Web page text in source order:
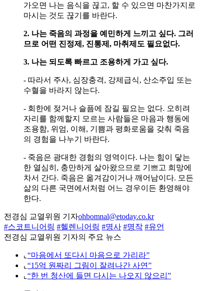
가오면 나는 음식을 끊고, 할 수 있으면 마찬가지로
마시는 것도 끊기를 바란다.
2. 나는 죽음의 과정을 예민하게 느끼고 싶다. 그러
므로 어떤 진정제, 진통제, 마취제도 필요없다.
3. 나는 되도록 빠르고 조용하게 가고 싶다.
- 따라서 주사, 심장충격, 강제급식, 산소주입 또는
수혈을 바라지 않는다.
- 회한에 젖거나 슬픔에 잠길 필요는 없다. 오히려
자리를 함께할지 모르는 사람들은 마음과 행동에
조용함, 위엄, 이해, 기쁨과 평화로움을 갖춰 죽음
의 경험을 나누기 바란다.
- 죽음은 광대한 경험의 영역이다. 나는 힘이 닿는
한 열심히, 충만하게 살아왔으므로 기쁘고 희망에
차서 간다. 죽음은 옮겨감이거나 깨어남이다. 모든
삶의 다른 국면에서처럼 어느 경우이든 환영해야
한다.
전경심 교열위원 기자ohbomnal@etoday.co.kr
#스코트니어링 #헬렌니어링 #명사 #명작 #유언
전경심 교열위원 기자의 주요 뉴스
⌞ “마음에서 또다시 마음으로 가리라”
⌞ “15억 원짜리 그림이 잘려나간 사연”
⌞ “한 번 청산에 들면 다시는 나오지 않으리”